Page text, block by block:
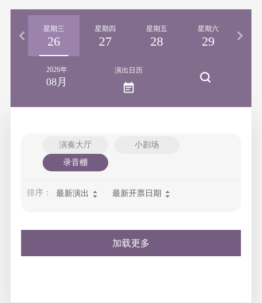
星期三
26
星期四
27
星期五
28
星期六
29
2026年
08月
演出日历
演奏大厅
小剧场
录音棚
排序： 最新演出 最新开票日期
加载更多